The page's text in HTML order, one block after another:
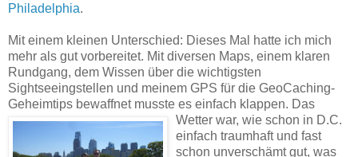
Philadelphia.
Mit einem kleinen Unterschied: Dieses Mal hatte ich mich
mehr als gut vorbereitet. Mit diversen Maps, einem klaren
Rundgang, dem Wissen über die wichtigsten
Sightseeingstellen und meinem GPS für die GeoCaching-
Geheimtips bewaffnet musste es einfach klappen. Das
Wetter war, wie schon in D.C.
einfach traumhaft und fast
schon unverschämt gut, was